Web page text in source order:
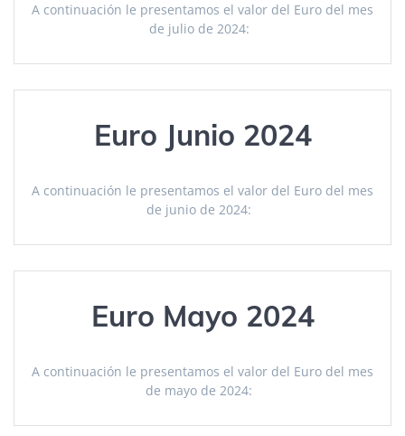
A continuación le presentamos el valor del Euro del mes
de julio de 2024:
Euro Junio 2024
A continuación le presentamos el valor del Euro del mes
de junio de 2024:
Euro Mayo 2024
A continuación le presentamos el valor del Euro del mes
de mayo de 2024: